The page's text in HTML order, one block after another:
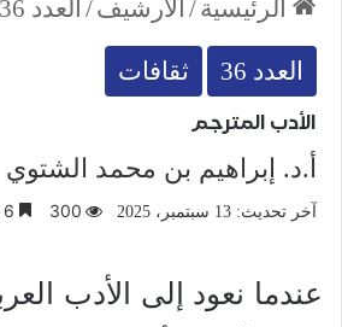
الرئيسية/ الأرشيف/ العدد 36
العدد 36 ثقافات
الأدب المترجم
أ.د. إبراهيم بن محمد الشتوي
آخر تحديث: 13 سبتمبر، 2025 300
عندما نعود إلى الأدب